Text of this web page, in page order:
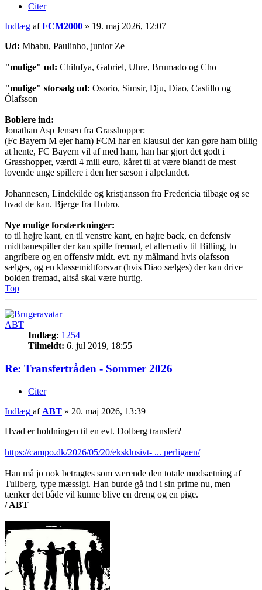
Citer
Indlæg afFCM2000 » 19. maj 2026, 12:07
Ud: Mbabu, Paulinho, junior Ze
"mulige" ud: Chilufya, Gabriel, Uhre, Brumado og Cho
"mulige" storsalg ud: Osorio, Simsir, Dju, Diao, Castillo og
Ólafsson
Boblere ind:
Jonathan Asp Jensen fra Grasshopper:
(Fc Bayern M ejer ham) FCM har en klausul der kan gøre ham billig
at hente, FC Bayern vil af med ham, han har gjort det godt i
Grasshopper, værdi 4 mill euro, kåret til at være blandt de mest
lovende unge spillere i den her sæson i alpelandet.
Johannesen, Lindekilde og kristjansson fra Fredericia tilbage og se
hvad de kan. Bjerge fra Hobro.
Nye mulige forstærkninger:
to til højre kant, en til venstre kant, en højre back, en defensiv
midtbanespiller der kan spille fremad, et alternativ til Billing, to
angribere og en offensiv midt. evt. ny målmand hvis olafsson
sælges, og en klassemidtforsvar (hvis Diao sælges) der kan drive
bolden fremad, altså skal være hurtig.
Top
ABT
Indlæg: 1254
Tilmeldt: 6. jul 2019, 18:55
Re: Transfertråden - Sommer 2026
Citer
Indlæg af ABT » 20. maj 2026, 13:39
Hvad er holdningen til en evt. Dolberg transfer?
https://campo.dk/2026/05/20/eksklusivt- ... perligaen/
Han må jo nok betragtes som værende den totale modsætning af
Tullberg, type mæssigt. Han burde gå ind i sin prime nu, men
tænker det både vil kunne blive en dreng og en pige.
/ ABT